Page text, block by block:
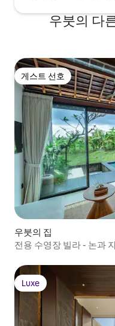
우붓의 다
게스트 선호
게스트 선호
우붓의 집
전용 수영장 빌라 - 논과
Luxe
Luxe